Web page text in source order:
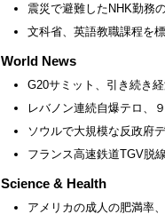
震災で避難したNHK勤務
文科省、英語教職課程を
World News
G20サミット、引き続き
レバノン連続自爆テロ、
ソウルで大規模な反政府
フランス高速鉄道TGV脱
Science & Health
アメリカの成人の肥満率